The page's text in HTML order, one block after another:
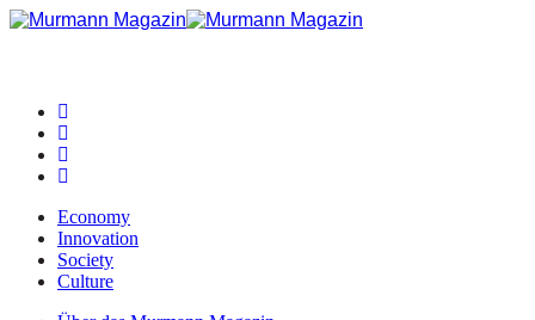
Economy
Innovation
Society
Culture